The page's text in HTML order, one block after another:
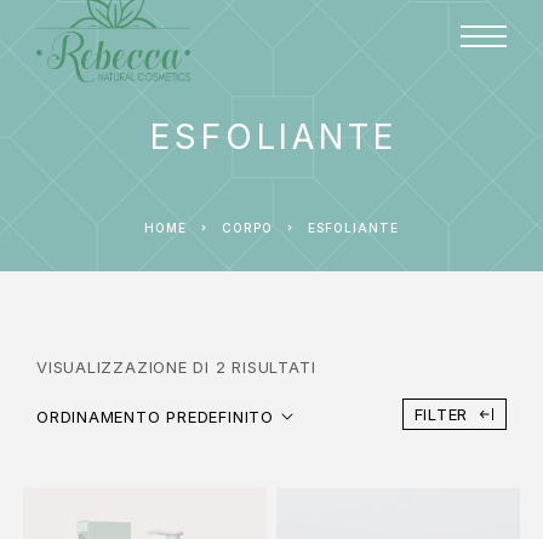
ESFOLIANTE
HOME CORPO ESFOLIANTE
VISUALIZZAZIONE DI 2 RISULTATI
ORDINAMENTO PREDEFINITO FILTER